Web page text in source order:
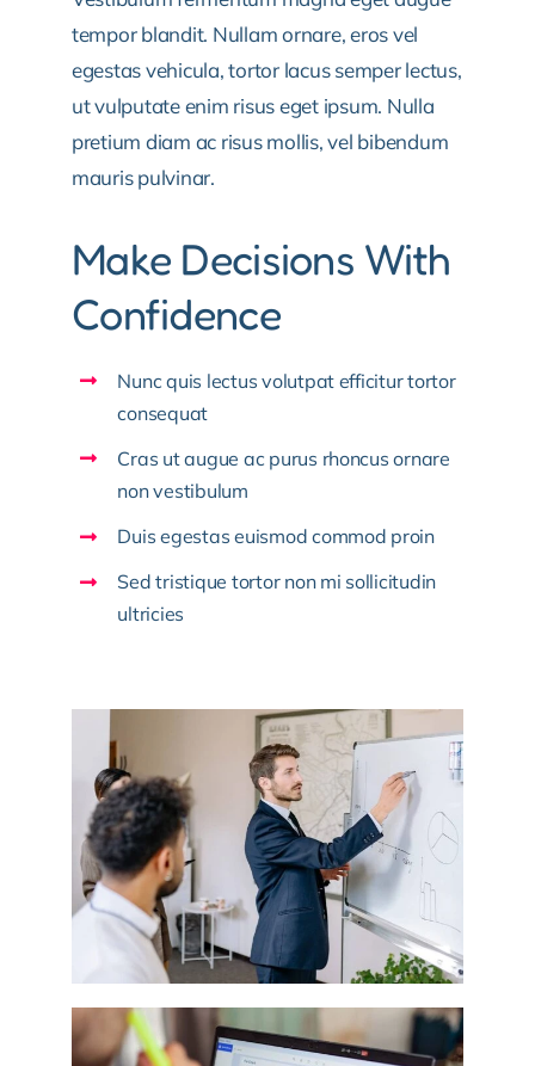
tempor blandit. Nullam ornare, eros vel
egestas vehicula, tortor lacus semper lectus,
ut vulputate enim risus eget ipsum. Nulla
pretium diam ac risus mollis, vel bibendum
mauris pulvinar.
Make Decisions With
Confidence
Nunc quis lectus volutpat efficitur tortor
consequat
Cras ut augue ac purus rhoncus ornare
non vestibulum
Duis egestas euismod commod proin
Sed tristique tortor non mi sollicitudin
ultricies